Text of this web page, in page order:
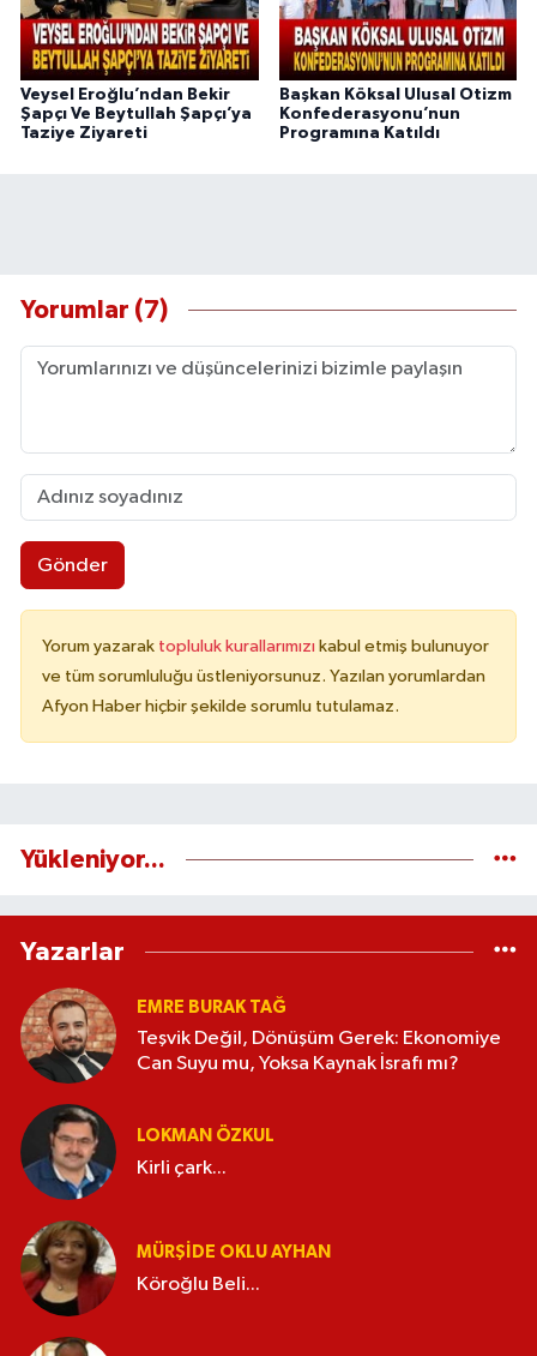
Veysel Eroğlu’ndan Bekir
Şapçı Ve Beytullah Şapçı’ya
Taziye Ziyareti
Başkan Köksal Ulusal Otizm
Konfederasyonu’nun
Programına Katıldı
Yorumlar (7)
Gönder
Yorum yazarak topluluk kurallarımızı kabul etmiş bulunuyor
ve tüm sorumluluğu üstleniyorsunuz. Yazılan yorumlardan
Afyon Haber hiçbir şekilde sorumlu tutulamaz.
Yükleniyor...
Yazarlar
EMRE BURAK TAĞ
Teşvik Değil, Dönüşüm Gerek: Ekonomiye
Can Suyu mu, Yoksa Kaynak İsrafı mı?
LOKMAN ÖZKUL
Kirli çark...
MÜRŞIDE OKLU AYHAN
Köroğlu Beli...